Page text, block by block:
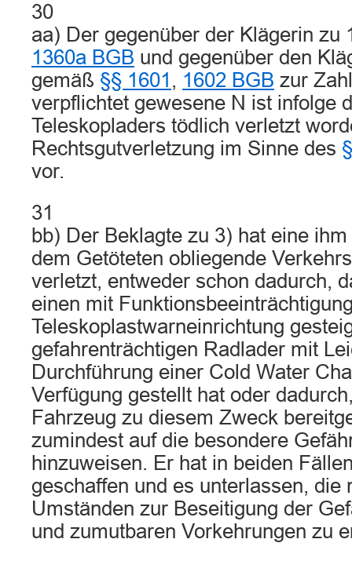
30
aa) Der gegenüber der Klägerin zu
1360a BGB und gegenüber den
gemäß §§ 1601 , 1602 BGB zur
verpflichtet gewesene N ist infolge
Teleskopladers tödlich verletzt
Rechtsgutverletzung im Sinne des
vor.
31
bb) Der Beklagte zu 3) hat eine
dem Getöteten obliegende
verletzt, entweder schon dadurch,
einen mit
Teleskoplastwarneinrichtung
gefahrenträchtigen Radlader mit
Durchführung einer Cold Water
Verfügung gestellt hat oder
Fahrzeug zu diesem Zweck
zumindest auf die besondere
hinzuweisen. Er hat in beiden
geschaffen und es unterlassen, die
Umständen zur Beseitigung der
und zumutbaren Vorkehrungen zu